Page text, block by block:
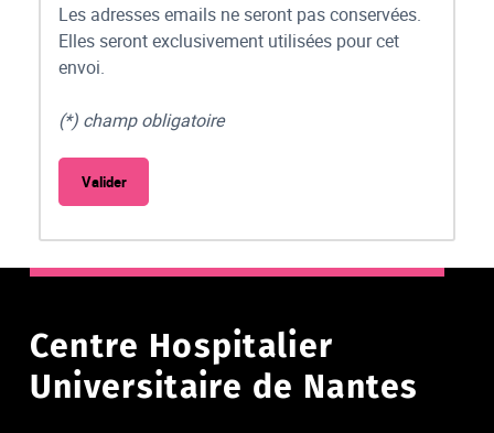
Les adresses emails ne seront pas conservées.
Elles seront exclusivement utilisées pour cet
envoi.
(*) champ obligatoire
Centre Hospitalier
Universitaire de Nantes